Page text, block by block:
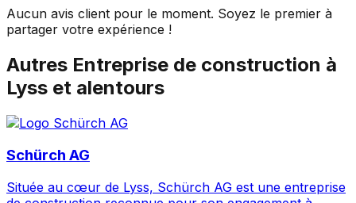
Aucun avis client pour le moment. Soyez le premier à
partager votre expérience !
Autres Entreprise de construction à
Lyss et alentours
Schürch AG
Située au cœur de Lyss, Schürch AG est une entreprise